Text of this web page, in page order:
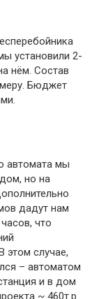
установили 2-
нём. Состав
Бюджет
автомата мы
но на
дадут нам
что
этом случае,
– автоматом
и в дом
~ 460т.р.